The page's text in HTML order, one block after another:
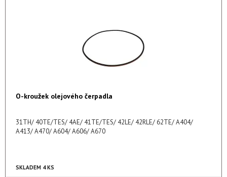
O-kroužek olejového čerpadla
31TH/ 40TE/TES/ 4AE/ 41TE/TES/ 42LE/ 42RLE/ 62TE/ A404/
A413/ A470/ A604/ A606/ A670
SKLADEM 4 KS